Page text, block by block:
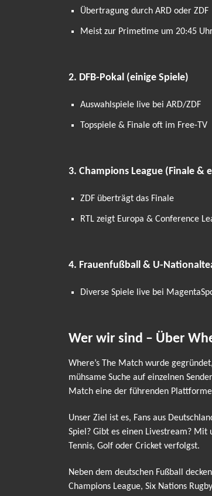
Übertragung durch ARD oder ZDF
Meist zur Primetime um 20:45
2. DFB-Pokal (einige Spiele)
Auswahlspiele live bei ARD/ZDF
Topspiele & Finale oft im Free-TV
3. Champions League (Finale &
ZDF überträgt das Finale
RTL zeigt Europa & Conference
4. Frauenfußball & U-
Diverse Spiele live bei
Wer wir sind – Über
Where’s The Match wurde
mühsame Suche auf einzelnen
Match eine der führenden
Unser Ziel ist es, Fans aus
Spiel? Gibt es einen Livestream? Mit
Tennis, Golf oder Cricket verfolgst.
Neben dem deutschen Fußball
Champions League, Six Nations